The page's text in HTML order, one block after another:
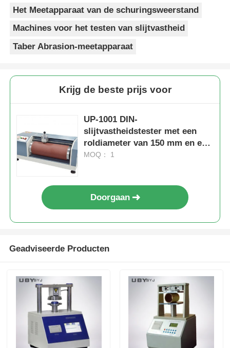
Het Meetapparaat van de schuringsweerstand
Machines voor het testen van slijtvastheid
Taber Abrasion-meetapparaat
Krijg de beste prijs voor
UP-1001 DIN-
slijtvastheidstester met een
roldiameter van 150 mm en een
rolsnelheid van 40 tpm voor het
MOQ： 1
Doorgaan
Geadviseerde Producten